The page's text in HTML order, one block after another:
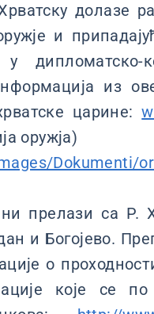
долазе
и
из
царине:
оружја)
Dokumenti/
прелази са Р.
и Богојево.
о
које се по